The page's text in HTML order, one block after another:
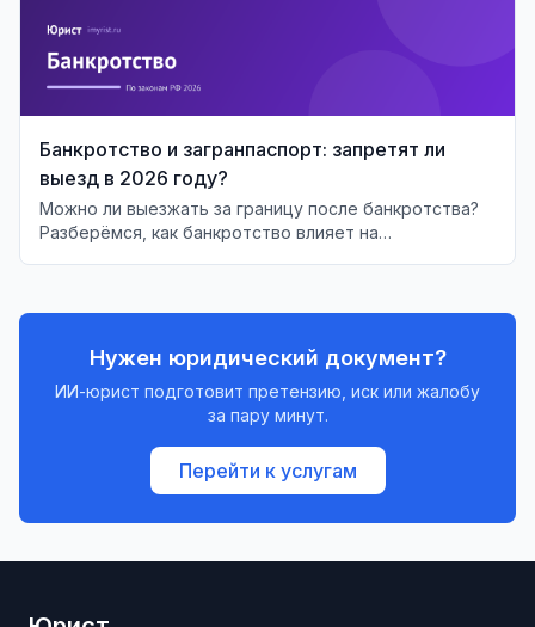
Банкротство и загранпаспорт: запретят ли
выезд в 2026 году?
Можно ли выезжать за границу после банкротства?
Разберёмся, как банкротство влияет на
Нужен юридический документ?
ИИ-юрист подготовит претензию, иск или жалобу
за пару минут.
Перейти к услугам